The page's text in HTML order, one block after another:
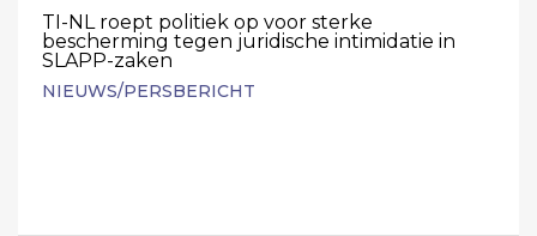
TI-NL roept politiek op voor sterke
bescherming tegen juridische intimidatie in
SLAPP-zaken
NIEUWS/PERSBERICHT